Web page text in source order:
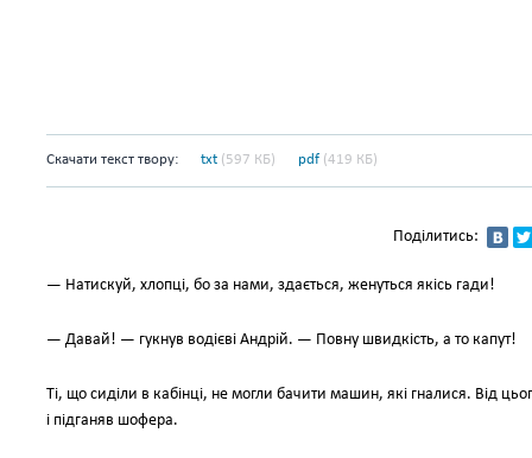
Скачати текст твору: txt (597 КБ) pdf (419 КБ)
Поділитись:
— Натискуй, хлопцi, бо за нами, здається, женуться якiсь гади!
— Давай! — гукнув водiєвi Андрiй. — Повну швидкiсть, а то капут!
Тi, що сидiли в кабiнцi, не могли бачити машин, якi гналися. Вiд
i пiдганяв шофера.